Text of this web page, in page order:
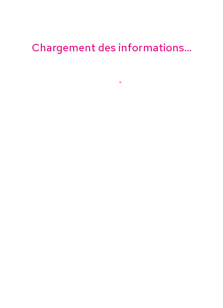
Chargement des informations...